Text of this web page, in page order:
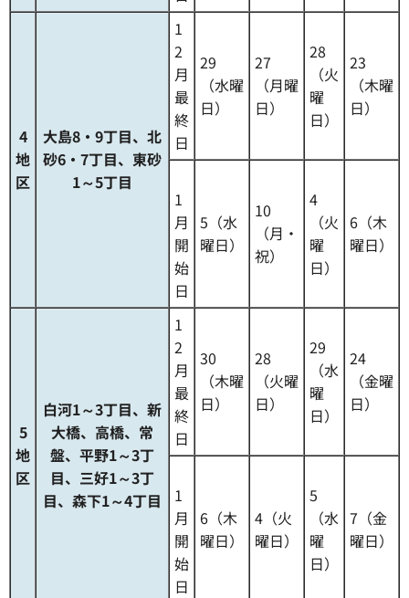
4
地
区
大島8・9丁目、北
砂6・7丁目、東砂
1～5丁目
1
2
月
最
終
日
29
（水曜
日）
27
（月曜
日）
28
（火
曜
日）
23
（木曜
日）
1
月
開
始
日
5（水
曜日）
10
（月・
祝）
4
（火
曜
日）
6（木
曜日）
5
地
区
白河1～3丁目、新
大橋、高橋、常
盤、平野1～3丁
目、三好1～3丁
目、森下1～4丁目
1
2
月
最
終
日
30
（木曜
日）
28
（火曜
日）
29
（水
曜
日）
24
（金曜
日）
1
月
開
始
日
6（木
曜日）
4（火
曜日）
5
（水
曜
日）
7（金
曜日）